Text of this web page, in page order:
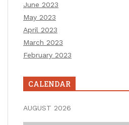
June 2023
May 2023
April 2023
March 2023
February 2023
CALENDAR
AUGUST 2026